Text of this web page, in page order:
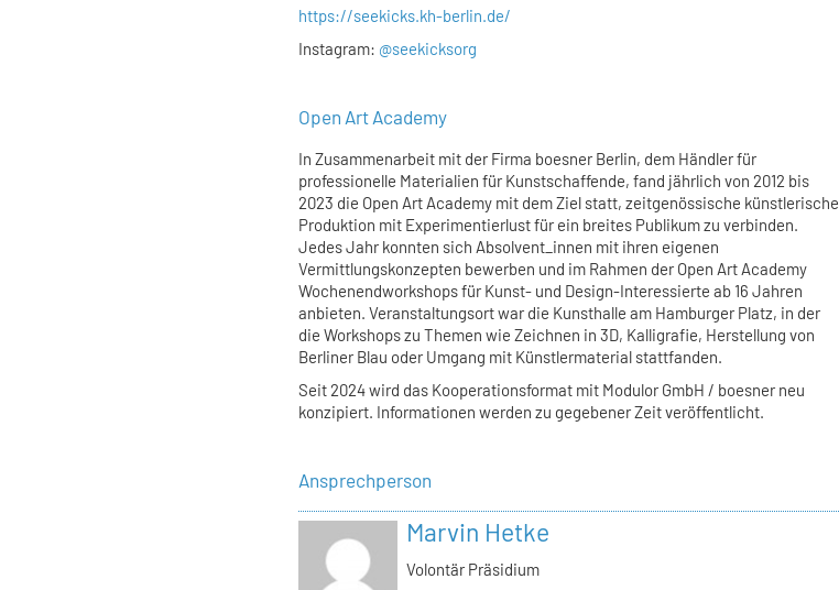
https://seekicks.kh-berlin.de/
Instagram: @seekicksorg
Open Art Academy
In Zusammenarbeit mit der Firma boesner Berlin, dem Händler für
professionelle Materialien für Kunstschaffende, fand jährlich von 2012 bis
2023 die Open Art Academy mit dem Ziel statt, zeitgenössische künstlerische
Produktion mit Experimentierlust für ein breites Publikum zu verbinden.
Jedes Jahr konnten sich Absolvent_innen mit ihren eigenen
Vermittlungskonzepten bewerben und im Rahmen der Open Art Academy
Wochenendworkshops für Kunst- und Design-Interessierte ab 16 Jahren
anbieten. Veranstaltungsort war die Kunsthalle am Hamburger Platz, in der
die Workshops zu Themen wie Zeichnen in 3D, Kalligrafie, Herstellung von
Berliner Blau oder Umgang mit Künstlermaterial stattfanden.
Seit 2024 wird das Kooperationsformat mit Modulor GmbH / boesner neu
konzipiert. Informationen werden zu gegebener Zeit veröffentlicht.
Ansprechperson
Marvin Hetke
Volontär Präsidium